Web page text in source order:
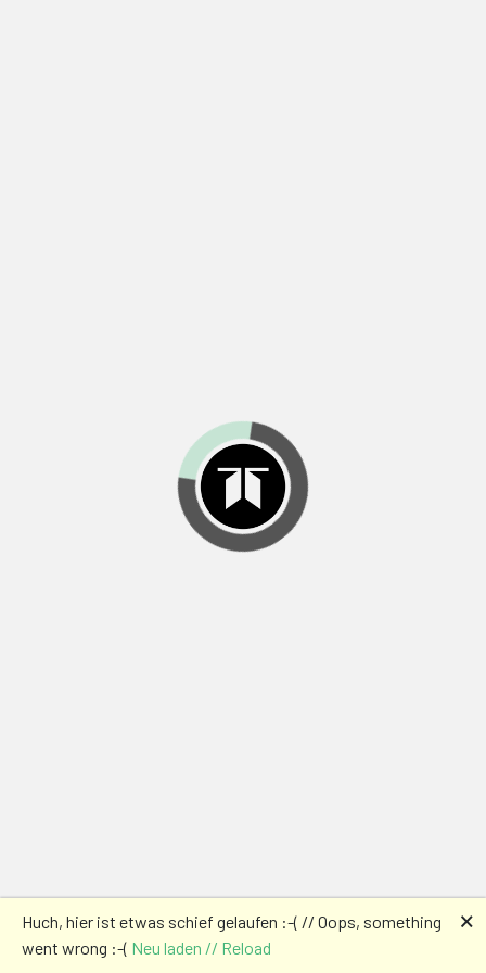
Huch, hier ist etwas schief gelaufen :-( // Oops, something
went wrong :-( Neu laden // Reload
🗙